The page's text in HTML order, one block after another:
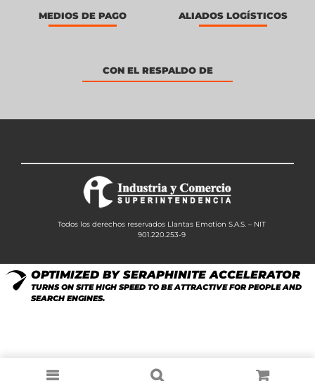
MEDIOS DE PAGO ALIADOS LOGÍSTICOS
CON EL RESPALDO DE
Todos los derechos reservados Llantas Emotion S.A.S. – NIT
901.220.253-9
OPTIMIZED BY SERAPHINITE ACCELERATOR
TURNS ON SITE HIGH SPEED TO BE ATTRACTIVE FOR PEOPLE AND
SEARCH ENGINES.